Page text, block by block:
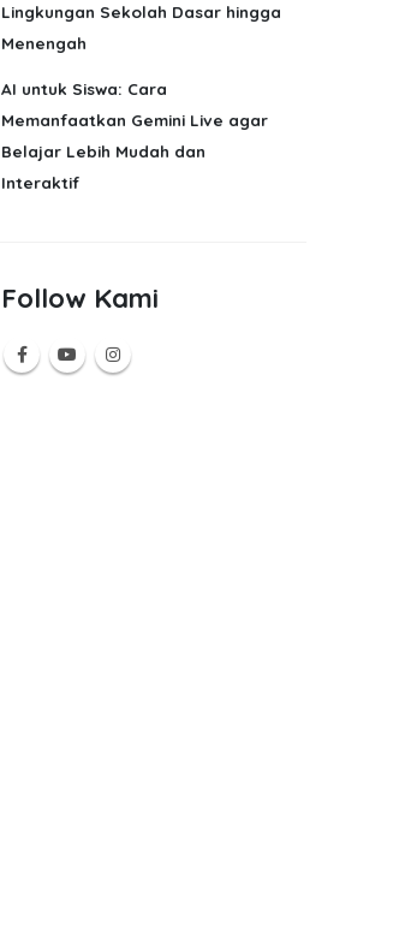
Lingkungan Sekolah Dasar hingga
Menengah
AI untuk Siswa: Cara
Memanfaatkan Gemini Live agar
Belajar Lebih Mudah dan
Interaktif
Follow Kami